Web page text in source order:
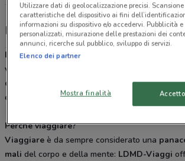
MD Viaggi, offerte e negozi
LDMD-Viaggiè una piattaforma per
vacanze
qualità a prezzi vantaggiosi
, in
esperienza delTour Operator Ignas Tour S.p.A.
Perché viaggiare?
Viaggiare è da sempre considerato una
mali del corpo e della mente: LDMD-Viaggi
Utilizzare dati di geolocalizzazione precisi.
caratteristiche del dispositivo ai fini
informazioni su dispositivo e/o accedervi. Pubblicità
personalizzati, misurazione delle prestazioni dei
annunci, ricerche sul pubblico, sviluppo di servizi.
Elenco dei partner
Mostra finalità Accetto